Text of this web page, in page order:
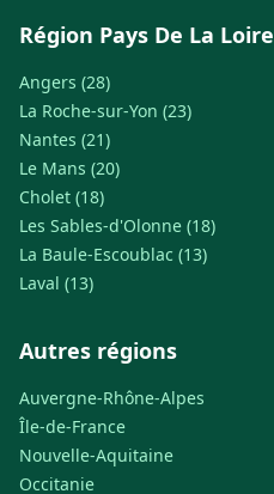
Région Pays De La Loire
Angers (28)
La Roche-sur-Yon (23)
Nantes (21)
Le Mans (20)
Cholet (18)
Les Sables-d'Olonne (18)
La Baule-Escoublac (13)
Laval (13)
Autres régions
Auvergne-Rhône-Alpes
Île-de-France
Nouvelle-Aquitaine
Occitanie